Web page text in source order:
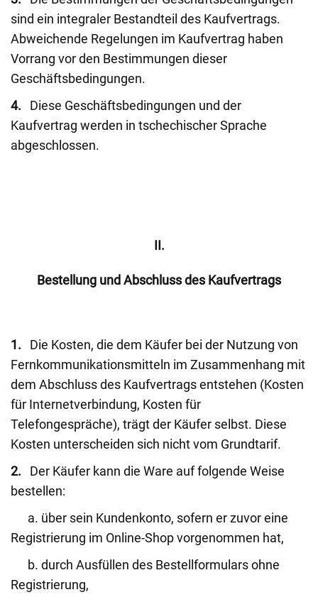
sind ein integraler Bestandteil des Kaufvertrags.
Abweichende Regelungen im Kaufvertrag haben
Vorrang vor den Bestimmungen dieser
Geschäftsbedingungen.
4. Diese Geschäftsbedingungen und der
Kaufvertrag werden in tschechischer Sprache
abgeschlossen.
II.
Bestellung und Abschluss des Kaufvertrags
1. Die Kosten, die dem Käufer bei der Nutzung von
Fernkommunikationsmitteln im Zusammenhang mit
dem Abschluss des Kaufvertrags entstehen (Kosten
für Internetverbindung, Kosten für
Telefongespräche), trägt der Käufer selbst. Diese
Kosten unterscheiden sich nicht vom Grundtarif.
2. Der Käufer kann die Ware auf folgende Weise
bestellen:
a. über sein Kundenkonto, sofern er zuvor eine
Registrierung im Online-Shop vorgenommen hat,
b. durch Ausfüllen des Bestellformulars ohne
Registrierung,